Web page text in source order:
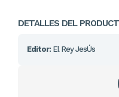
DETALLES DEL
Editor: El Rey JesÚs